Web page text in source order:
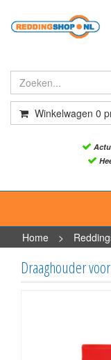
Winkelwagen 0
Home
>
Draaghouder voor
Draaghouder